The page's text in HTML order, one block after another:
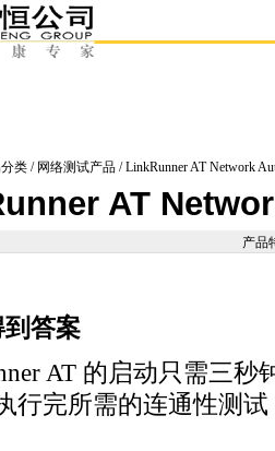
类 / 网络测试产品 / LinkRunner AT Network
AT
产品
到答案
AT 的启动只需三
行完所需的连通性测